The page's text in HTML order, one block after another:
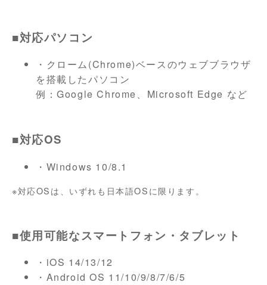
■対応パソコン
・クローム(Chrome)ベースのウェブブラウザ
を搭載したパソコン
例：Google Chrome、Microsoft Edge など
■対応OS
・Windows 10/8.1
※対応OSは、いずれも日本語OSに限ります。
■使用可能なスマートフォン・タブレット
・iOS 14/13/12
・Android OS 11/10/9/8/7/6/5